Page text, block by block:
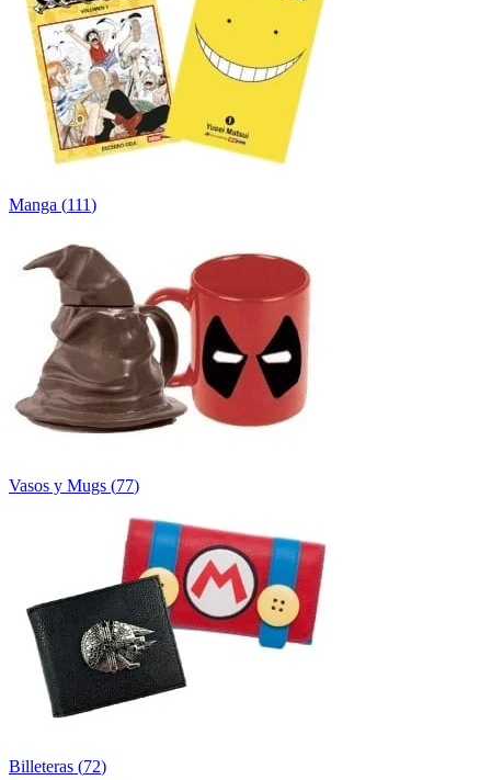
Manga (111)
Vasos y Mugs (77)
Billeteras (72)